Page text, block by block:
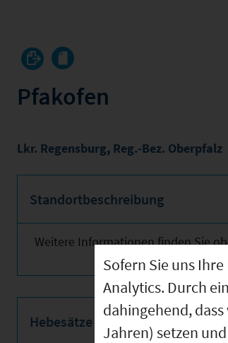
Pfakofen
Lkr. Regensburg, Reg.-Bez. Oberpfalz
Standortbeschreibung
Weitere Informationen finden Sie
Hebesätze
Sofern Sie uns
Analytics. Durch
dahingehend,
Jahren) setzen